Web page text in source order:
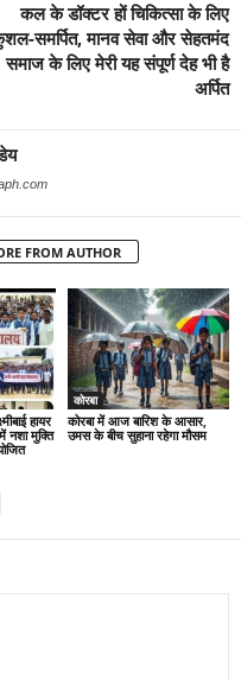
कल के डॉक्टर हों चिकित्सा के लिए
समर्पित, मानव सेवा और सेहतमंद
समाज के लिए मेरी यह संपूर्ण देह भी है
अर्पित
FROM AUTHOR
हायर
नशा मुक्ति
कोरबा
कोरबा में आज बारिश के आसार,
उमस के बीच सुहाना रहेगा मौसम